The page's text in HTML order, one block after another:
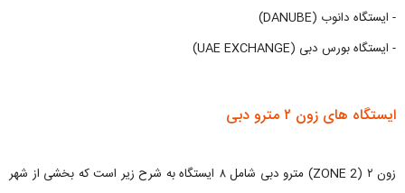
- ایستگاه دانوب (DANUBE)
- ایستگاه بورس دبی (UAE EXCHANGE)
ایستگاه‌ های زون ۲ مترو دبی
زون ۲ (ZONE 2) مترو دبی شامل ۸ ایستگاه به شرح زیر است که بخشی از شهر